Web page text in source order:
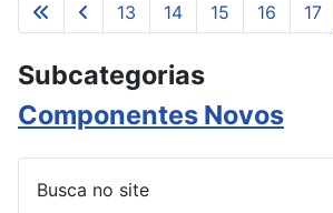
13 14 15 16 17
Subcategorias
Componentes Novos
Busca no site